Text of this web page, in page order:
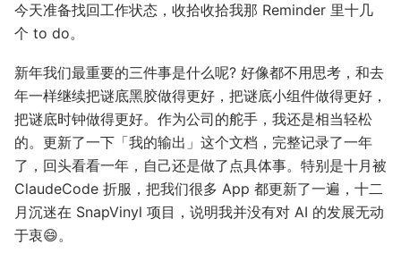
今天准备找回工作状态，收拾收拾我那 Reminder 里十几
个 to do。
新年我们最重要的三件事是什么呢? 好像都不用思考，和去
年一样继续把谜底黑胶做得更好，把谜底小组件做得更好，
把谜底时钟做得更好。作为公司的舵手，我还是相当轻松
的。更新了一下「我的输出」这个文档，完整记录了一年
了，回头看看一年，自己还是做了点具体事。特别是十月被
ClaudeCode 折服，把我们很多 App 都更新了一遍，十二
月沉迷在 SnapVinyl 项目，说明我并没有对 AI 的发展无动
于衷😄。